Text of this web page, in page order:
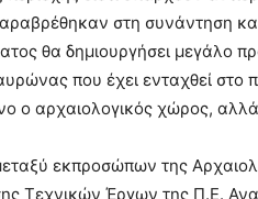
στη συνάντηση
θα δημιουργήσει μεγάλο
που έχει ενταχθεί στο
ο αρχαιολογικός χώρος, αλλά
εκπροσώπων της
Τεχνικών Έργων της Π.Ε.